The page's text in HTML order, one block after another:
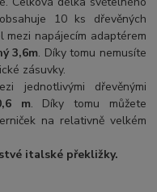
10 ks dřevěných
mezi napájecím adaptérem
3,6m. Díky tomu nemusíte
zásuvky.
jednotlivými dřevěnými
m. Díky tomu můžete
na relativně velkém
italské překližky.